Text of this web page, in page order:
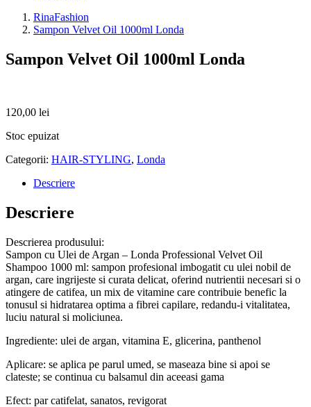
RinaFashion
Sampon Velvet Oil 1000ml Londa
Sampon Velvet Oil 1000ml Londa
120,00 lei
Stoc epuizat
Categorii: HAIR-STYLING, Londa
Descriere
Descriere
Descrierea produsului:
Sampon cu Ulei de Argan – Londa Professional Velvet Oil
Shampoo 1000 ml: sampon profesional imbogatit cu ulei nobil de
argan, care ingrijeste si curata delicat, oferind nutrientii necesari si o
atingere de catifea, un mix de vitamine care contribuie benefic la
tonusul si hidratarea optima a fibrei capilare, redandu-i vitalitatea,
luciu natural si moliciunea.
Ingrediente: ulei de argan, vitamina E, glicerina, panthenol
Aplicare: se aplica pe parul umed, se maseaza bine si apoi se
clateste; se continua cu balsamul din aceeasi gama
Efect: par catifelat, sanatos, revigorat